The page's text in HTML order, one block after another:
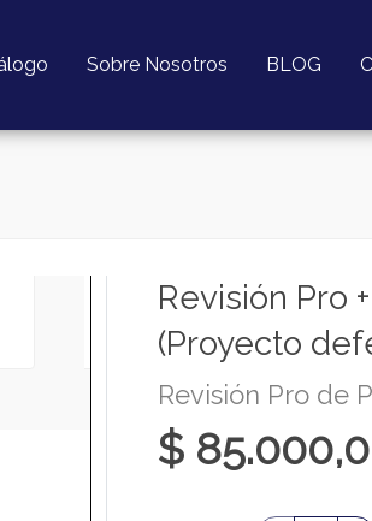
Sobre Nosotros BLOG
Revisión Pro
(Proyecto
Revisión Pro de
$